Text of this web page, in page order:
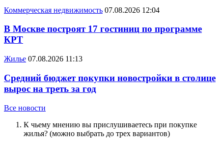
Коммерческая недвижимость 07.08.2026 12:04
В Москве построят 17 гостиниц по программе
КРТ
Жилье 07.08.2026 11:13
Средний бюджет покупки новостройки в столице
вырос на треть за год
Все новости
К чьему мнению вы прислушиваетесь при покупке
жилья? (можно выбрать до трех вариантов)